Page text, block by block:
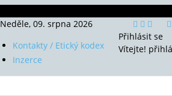
Neděle, 09. srpna 2026
Kontakty / Etický kodex
Inzerce
Přihlásit se
Vítejte!